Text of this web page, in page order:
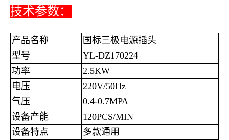
技术参数：
产品名称
国标三极电源插头
型号
YL-DZ170224
功率
2.5KW
电压
220V/50Hz
气压
0.4-0.7MPA
设备产能
120PCS/MIN
设备特点
多款通用